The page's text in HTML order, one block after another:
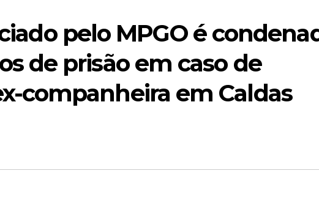
pelo MPGO é
de prisão em caso de
companheira em Caldas